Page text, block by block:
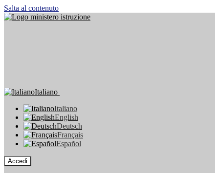
Salta al contenuto
Italiano
Italiano
English
Deutsch
Français
Español
Accedi